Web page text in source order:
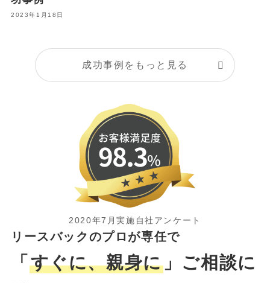
2023年1月18日
成功事例をもっと見る
2020年7月実施自社アンケート
リースバックのプロが専任で
「 すぐに、親身に」ご相談に